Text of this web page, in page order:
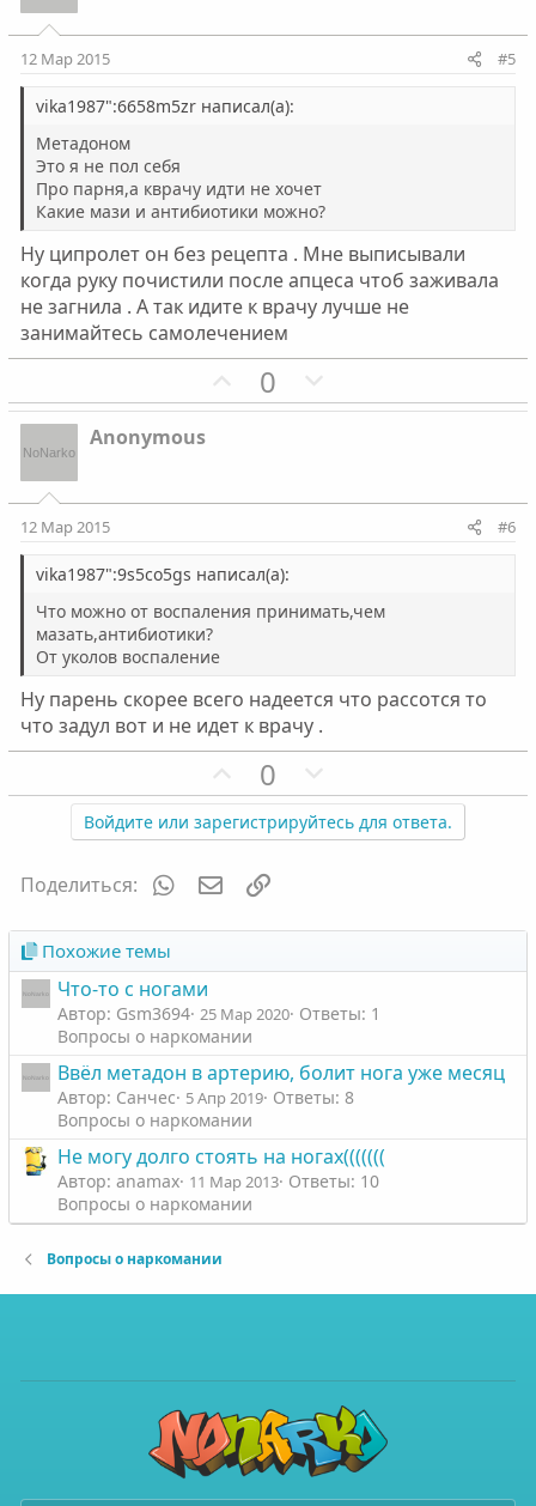
т
н
г
о
л
о
с
т
л
о
с
12 Мар 2015 #5
vika1987":6658m5zr написал(а):
Метадоном
Это я не пол себя
Про парня,а кврачу идти не хочет
Какие мази и антибиотики можно?
Ну ципролет он без рецепта . Мне выписывали
когда руку почистили после апцеса чтоб заживала
не загнила . А так идите к врачу лучше не
занимайтесь самолечением
П
о
т
н
ы
о
л
о
0
е
т
ы
о
о
Anonymous
12 Мар 2015 #6
vika1987":9s5co5gs написал(а):
Что можно от воспаления принимать,чем
мазать,антибиотики?
От уколов воспаление
Ну парень скорее всего надеется что рассотся то
что задул вот и не идет к врачу .
П
о
з
т
в
н
ы
й
г
о
л
о
с
0
е
г
в
н
ы
й
г
о
л
о
с
Войдите или зарегистрируйтесь для ответа.
Поделиться: WhatsAppЭлектронная почта
Похожие темы
Что-то с ногами
Автор: Gsm3694 25 Мар 2020 Ответы: 1
Вопросы о наркомании
Ввёл метадон в артерию, болит нога уже месяц
Автор: Санчес 5 Апр 2019 Ответы: 8
Вопросы о наркомании
Не могу долго стоять на ногах(((((((
Автор: anamax 11 Мар 2013 Ответы: 10
Вопросы о наркомании
Вопросы о наркомании